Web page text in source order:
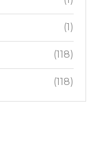
(1)
(118)
(118)